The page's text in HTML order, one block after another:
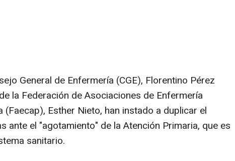
General de Enfermería (CGE), Florentino Pérez
la Federación de Asociaciones de Enfermería
(Faecap), Esther Nieto, han instado a duplicar el
ante el "agotamiento" de la Atención Primaria, que es
sanitario.